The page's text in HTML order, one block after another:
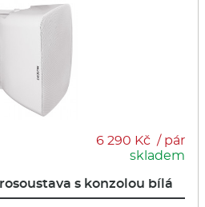
6 290 Kč / pár
skladem
s konzolou bílá